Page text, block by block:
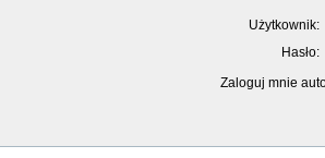
Użytkownik:
Hasło:
Zaloguj mnie